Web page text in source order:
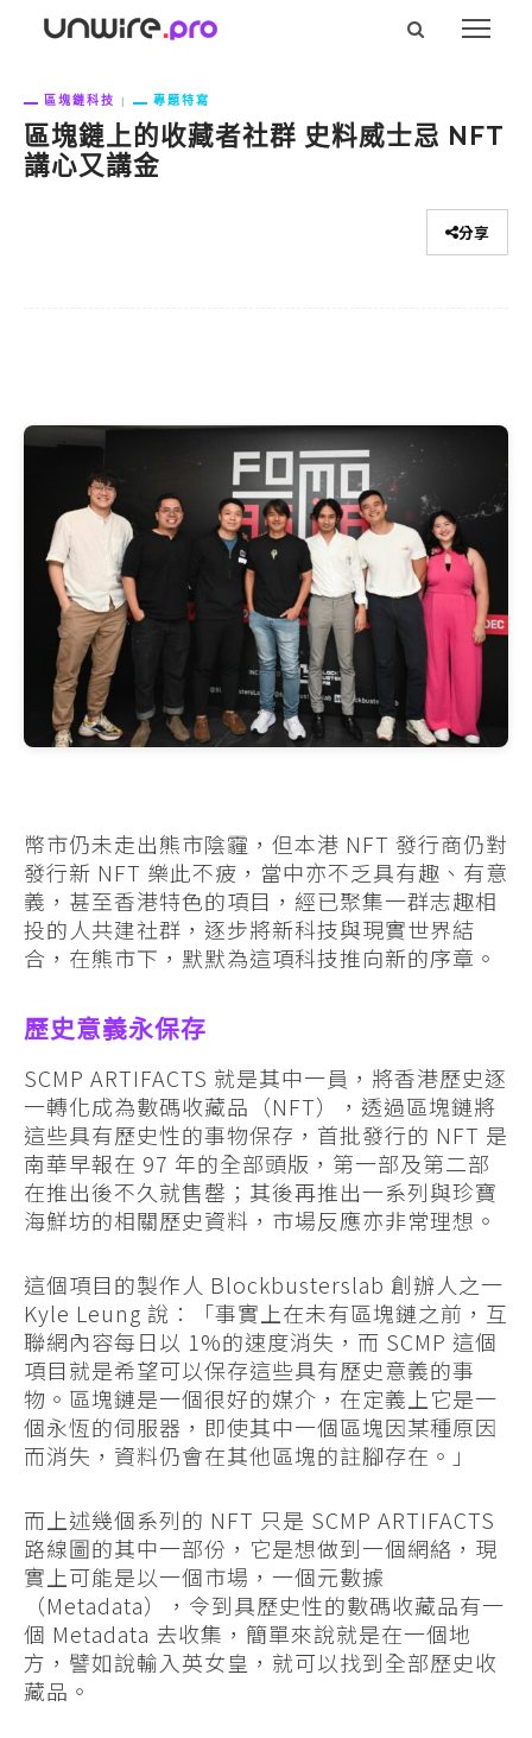
區塊鏈科技 專題特寫
區塊鏈上的收藏者社群 史料威士忌 NFT
講心又講金
分享
幣市仍未走出熊市陰霾，但本港 NFT 發行商仍對
發行新 NFT 樂此不疲，當中亦不乏具有趣、有意
義，甚至香港特色的項目，經已聚集一群志趣相
投的人共建社群，逐步將新科技與現實世界結
合，在熊市下，默默為這項科技推向新的序章。
歷史意義永保存
SCMP ARTIFACTS 就是其中一員，將香港歷史逐
一轉化成為數碼收藏品（NFT），透過區塊鏈將
這些具有歷史性的事物保存，首批發行的 NFT 是
南華早報在 97 年的全部頭版，第一部及第二部
在推出後不久就售罄；其後再推出一系列與珍寶
海鮮坊的相關歷史資料，市場反應亦非常理想。
這個項目的製作人 Blockbusterslab 創辦人之一
Kyle Leung 說：「事實上在未有區塊鏈之前，互
聯網內容每日以 1%的速度消失，而 SCMP 這個
項目就是希望可以保存這些具有歷史意義的事
物。區塊鏈是一個很好的媒介，在定義上它是一
個永恆的伺服器，即使其中一個區塊因某種原因
而消失，資料仍會在其他區塊的註腳存在。」
而上述幾個系列的 NFT 只是 SCMP ARTIFACTS
路線圖的其中一部份，它是想做到一個網絡，現
實上可能是以一個市場，一個元數據
（Metadata），令到具歷史性的數碼收藏品有一
個 Metadata 去收集，簡單來說就是在一個地
方，譬如說輸入英女皇，就可以找到全部歷史收
藏品。